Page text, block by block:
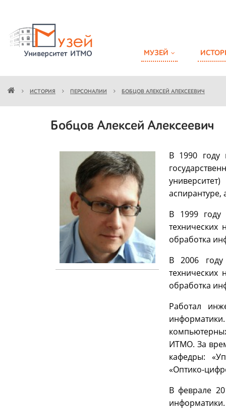
МУЗЕЙ
ИСТОРИЯ ПЕРСОНАЛИИ БОБЦОВ АЛЕКСЕЙ АЛЕКСЕЕВИЧ
Бобцов Алексей Алексеевич
В 1990 году
аспирантуре,
В 1999 году
технических
обработка
В 2006 году
технических
обработка
Работал
ИТМО. За
кафедры:
«Оптико-
В феврале
информатики.